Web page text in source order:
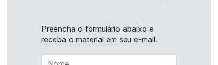
Preencha o formulário abaixo e
receba o material em seu e-mail.